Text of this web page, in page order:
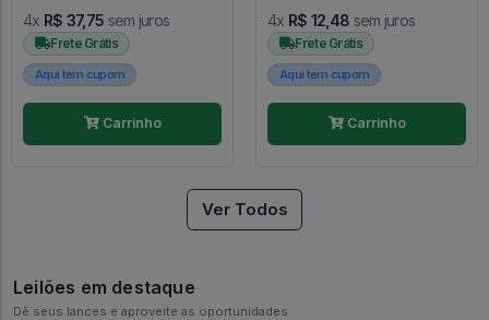
4x R$ 37,75 sem juros
Frete Grátis
Aqui tem cupom
Carrinho
4x R$ 12,48 sem juros
Frete Grátis
Aqui tem cupom
Carrinho
Ver Todos
Leilões em destaque
Dê seus lances e aproveite as oportunidades